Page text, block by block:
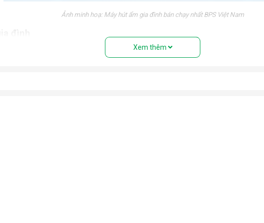
Ảnh minh hoạ: Máy hút ẩm gia đình bán chạy nhất BPS Việt Nam
khỏi tình trạng trơn trượt trong những ngày nồm ẩm.
chế sự phát triển của vi khuẩn trong môi trường độ ẩm cao. Bảo vệ sức
Xem thêm